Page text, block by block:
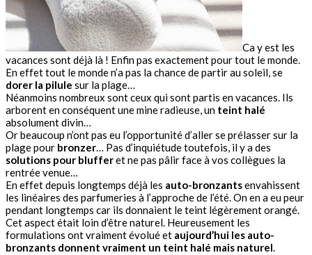
Ca y est les
vacances sont déjà là ! Enfin pas exactement pour tout le monde.
En effet tout le monde n’a pas la chance de partir au soleil, se
dorer la pilule sur la plage…
Néanmoins nombreux sont ceux qui sont partis en vacances. Ils
arborent en conséquent une mine radieuse, un teint halé
absolument divin…
Or beaucoup n’ont pas eu l’opportunité d’aller se prélasser sur la
plage pour bronzer… Pas d’inquiétude toutefois, il y a des
solutions pour blufferet ne pas pâlir face à vos collègues la
rentrée venue…
En effet depuis longtemps déjà les auto-bronzantsenvahissent
les linéaires des parfumeries à l’approche de l’été. On en a eu peur
pendant longtemps car ils donnaient le teint légèrement orangé.
Cet aspect était loin d’être naturel. Heureusement les
formulations ont vraiment évolué et aujourd’hui les auto-
bronzants donnent vraiment un teint halé mais naturel.